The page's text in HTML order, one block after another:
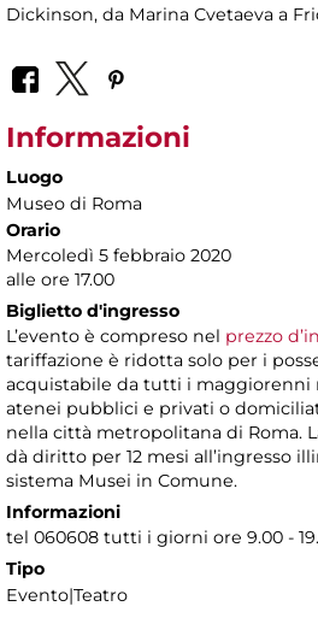
Dickinson, da Marina Cvetaeva a
Informazioni
Luogo
Museo di Roma
Orario
Mercoledì 5 febbraio 2020
alle ore 17.00
Biglietto d'ingresso
L’evento è compreso nel prezzo
tariffazione è ridotta solo per i
acquistabile da tutti i
atenei pubblici e privati o
nella città metropolitana di Roma.
dà diritto per 12 mesi all’ingresso
sistema Musei in Comune.
Informazioni
tel 060608 tutti i giorni ore 9.00 -
Tipo
Evento|Teatro